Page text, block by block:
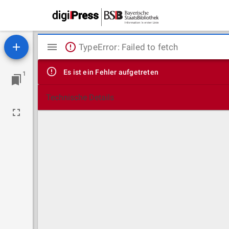
1
Mirador
Viewer
TypeError: Failed to fetch
Es ist ein Fehler aufgetreten
Technische Details